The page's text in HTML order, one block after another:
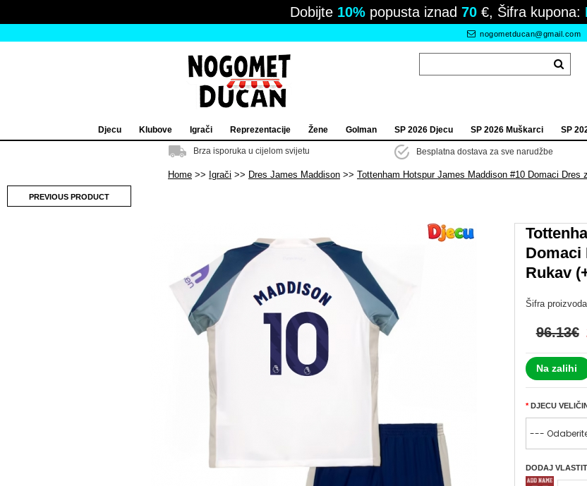
Dobijte 10% popusta iznad 70 €, Šifra kupona:
nogometducan@gmail.com
Djecu Klubove Igrači Reprezentacije Žene Golman SP 2026 Djecu SP 2026 Muškarci SP
Brza isporuka u cijelom svijetu Besplatna dostava za sve narudžbe
Home Igrači Dres James Maddison Tottenham Hotspur James Maddison #10 Domaci
PREVIOUS PRODUCT
Domaci
Rukav
Šifra
96.13€
Na zalihi
DJECU
DODAJ